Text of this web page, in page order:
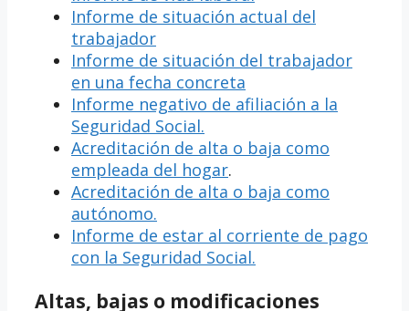
Informe de situación actual del
trabajador
Informe de situación del trabajador
en una fecha concreta
Informe negativo de afiliación a la
Seguridad Social.
Acreditación de alta o baja como
empleada del hogar.
Acreditación de alta o baja como
autónomo.
Informe de estar al corriente de pago
con la Seguridad Social.
Altas, bajas o modificaciones